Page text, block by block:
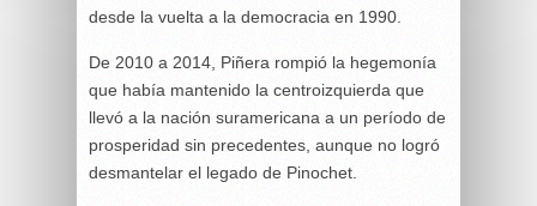
desde la vuelta a la democracia en 1990.
De 2010 a 2014, Piñera rompió la hegemonía
que había mantenido la centroizquierda que
llevó a la nación suramericana a un período de
prosperidad sin precedentes, aunque no logró
desmantelar el legado de Pinochet.